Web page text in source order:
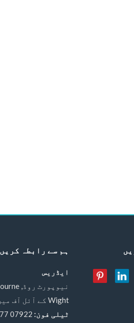
ہم سے رابطہ کریں
ایڈریس
نیوپورٹ روڈ, Calbourne
Wight کے آئل آف مین, PO30 4JN
ٹیلی فون: